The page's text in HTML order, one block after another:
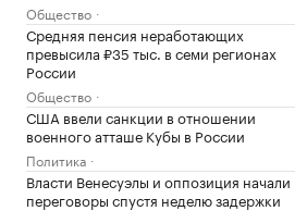
Общество
Средняя пенсия неработающих
превысила ₽35 тыс. в семи регионах
России
Общество
США ввели санкции в отношении
военного атташе Кубы в России
Политика
Власти Венесуэлы и оппозиция начали
переговоры спустя неделю задержки